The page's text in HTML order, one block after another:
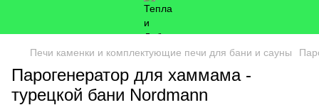
Печи каменки и комплектующие печи для бани и сауны
Парогенератор для хаммама -
турецкой бани Nordmann